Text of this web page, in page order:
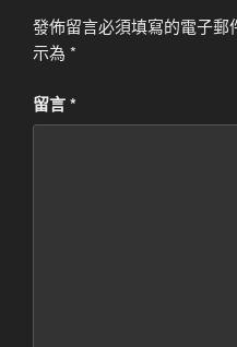
發佈留言必須填寫的電子郵
示為 *
留言*